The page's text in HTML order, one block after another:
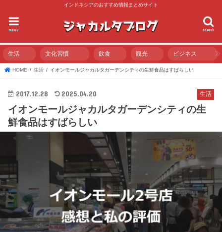
インドネシアのおすすめ情報まとめサイト
search
menu
生活 文化習慣 飲食 観光 ビジネス
HOME 生活 イオンモールジャカルタガーデンシティの生鮮食品はすばらしい
生活
2017.12.28 2025.04.20
イオンモールジャカルタガーデンシティの生
鮮食品はすばらしい